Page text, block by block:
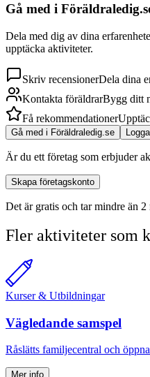
Gå med i
Dela med dig av dina
upptäcka aktiviteter.
Skriv recensionerDela dina
Kontakta föräldrarBygg ditt
Få rekommendationer
Gå med i Föräldraledig.se
Är du ett företag som erbjuder
Skapa företagskonto
Det är gratis och tar mindre än 2
Fler aktiviteter som
Kurser & Utbildningar
Vägledande samspel
Råslätts familjecentral och
Mer info